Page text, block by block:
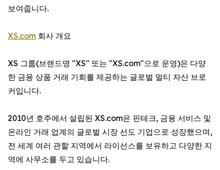
보여줍니다.
XS.com 회사 개요
XS 그룹(브랜드명 "XS" 또는 "XS.com"으로 운영)은 다양
한 금융 상품 거래 기회를 제공하는 글로벌 멀티 자산 브로
커입니다.
2010년 호주에서 설립된 XS.com은 핀테크, 금융 서비스 및
온라인 거래 업계의 글로벌 시장 선도 기업으로 성장했으며,
전 세계 여러 관할 지역에서 라이선스를 보유하고 다양한 지
역에 사무소를 두고 있습니다.